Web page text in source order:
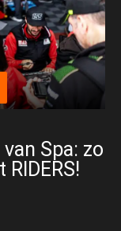
Spa: zo